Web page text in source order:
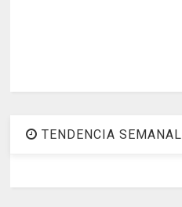
TENDENCIA SEMANAL